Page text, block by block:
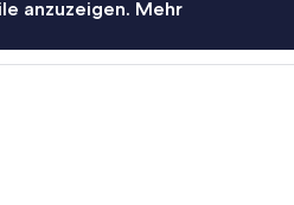
anzuzeigen. Mehr